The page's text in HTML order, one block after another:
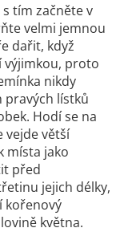
tím začněte v
velmi jemnou
dařit, když
výjimkou, proto
nikdy
pravých lístků
Hodí se na
vejde větší
místa jako
před
jejich délky,
kořenový
května.